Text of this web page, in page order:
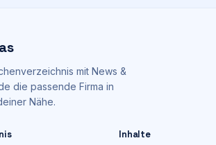
mit News &
die passende Firma in
Nähe.
Inhalte